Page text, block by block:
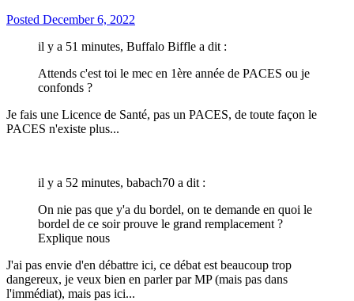
Posted December 6, 2022
il y a 51 minutes, Buffalo Biffle a dit :
Attends c'est toi le mec en 1ère année de PACES ou je
confonds ?
Je fais une Licence de Santé, pas un PACES, de toute façon le
PACES n'existe plus...
il y a 52 minutes, babach70 a dit :
On nie pas que y'a du bordel, on te demande en quoi le
bordel de ce soir prouve le grand remplacement ?
Explique nous
J'ai pas envie d'en débattre ici, ce débat est beaucoup trop
dangereux, je veux bien en parler par MP (mais pas dans
l'immédiat), mais pas ici...